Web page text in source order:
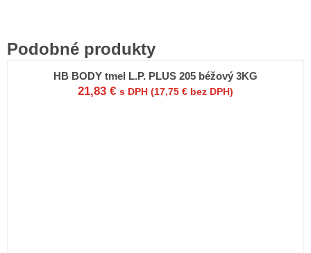
Podobné produkty
HB BODY tmel L.P. PLUS 205 béžový 3KG
21,83 € s DPH (17,75 € bez DPH)